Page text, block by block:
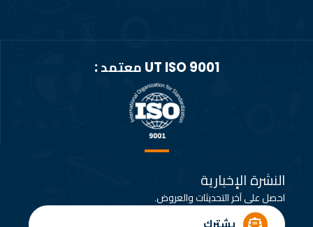
UT ISO 9001 معتمد :
النشرة الإخبارية
احصل على آخر التحديثات والعروض.
يشترك